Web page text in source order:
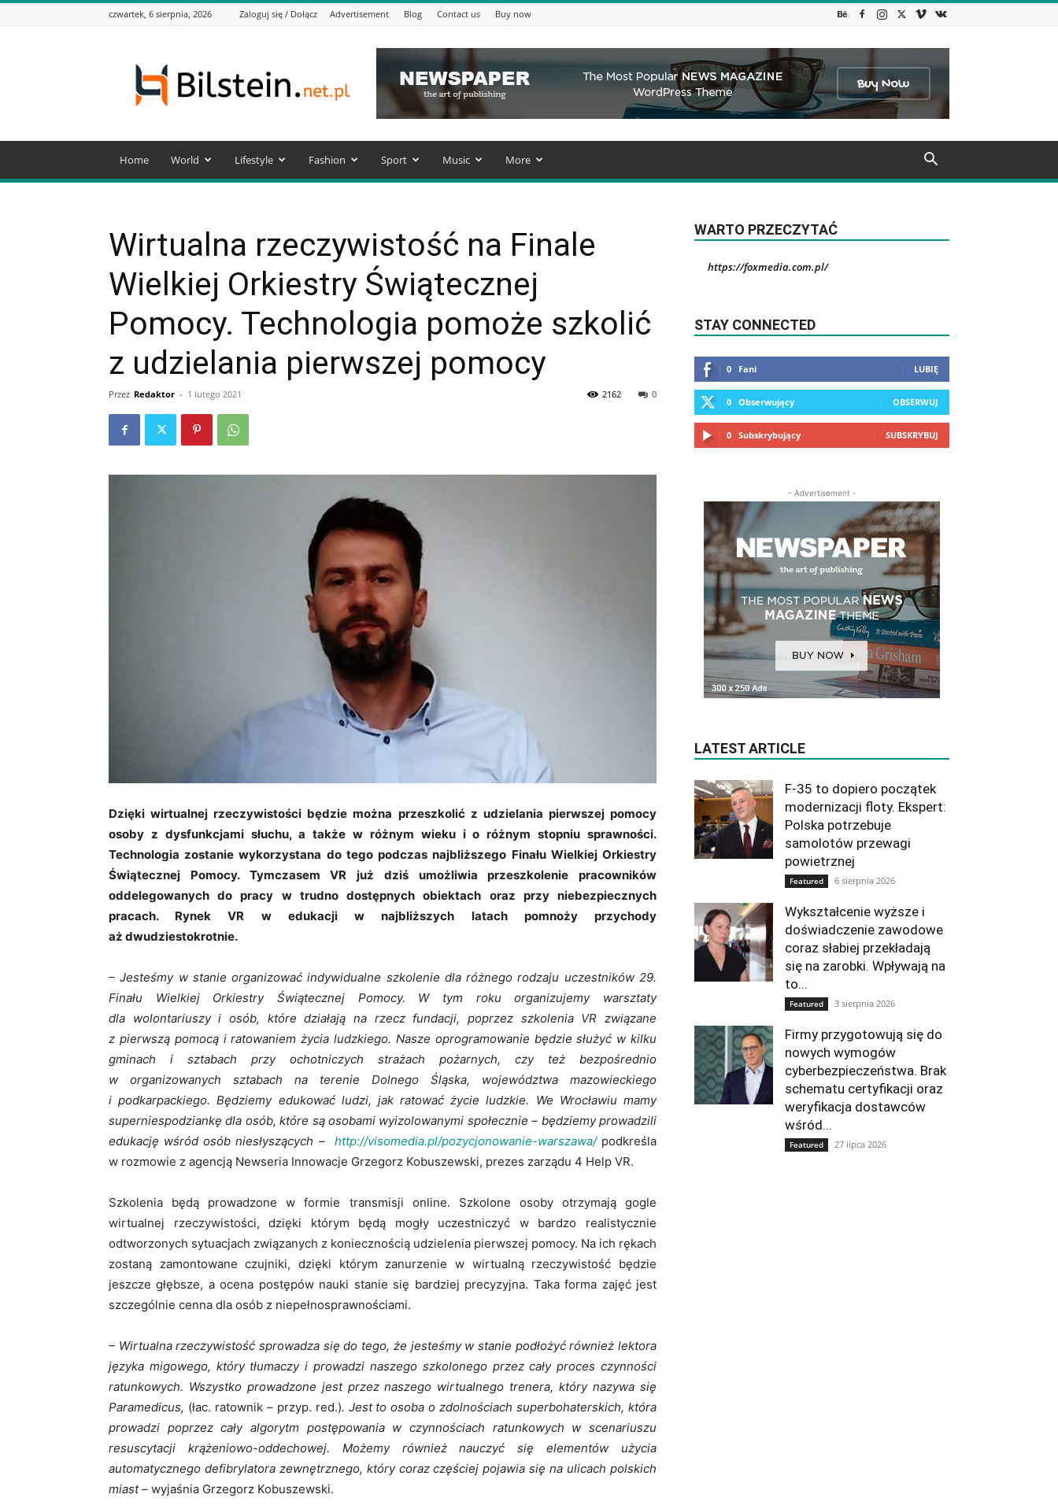
czwartek, 6 sierpnia, 2026 Zaloguj się / Dołącz Advertisement Blog Contact us Buy now
Home World Lifestyle Fashion Sport Music More
Wirtualna rzeczywistość na Finale
Wielkiej Orkiestry Świątecznej
Pomocy. Technologia pomoże szkolić
z udzielania pierwszej pomocy
Przez Redaktor - 1 lutego 2021 0
2162
Dzięki wirtualnej rzeczywistości będzie można przeszkolić z udzielania pierwszej pomocy
osoby z dysfunkcjami słuchu, a także w różnym wieku i o różnym stopniu sprawności.
Technologia zostanie wykorzystana do tego podczas najbliższego Finału Wielkiej Orkiestry
Świątecznej Pomocy. Tymczasem VR już dziś umożliwia przeszkolenie pracowników
oddelegowanych do pracy w trudno dostępnych obiektach oraz przy niebezpiecznych
pracach. Rynek VR w edukacji w najbliższych latach pomnoży przychody
aż dwudziestokrotnie.
– Jesteśmy w stanie organizować indywidualne szkolenie dla różnego rodzaju uczestników 29.
Finału Wielkiej Orkiestry Świątecznej Pomocy. W tym roku organizujemy warsztaty
dla wolontariuszy i osób, które działają na rzecz fundacji, poprzez szkolenia VR związane
z pierwszą pomocą i ratowaniem życia ludzkiego. Nasze oprogramowanie będzie służyć w kilku
gminach i sztabach przy ochotniczych strażach pożarnych, czy też bezpośrednio
w organizowanych sztabach na terenie Dolnego Śląska, województwa mazowieckiego
i podkarpackiego. Będziemy edukować ludzi, jak ratować życie ludzkie. We Wrocławiu mamy
superniespodziankę dla osób, które są osobami wyizolowanymi społecznie – będziemy prowadzili
edukację wśród osób niesłyszących – http://visomedia.pl/pozycjonowanie-warszawa/ podkreśla
w rozmowie z agencją Newseria Innowacje Grzegorz Kobuszewski, prezes zarządu 4 Help VR.
Szkolenia będą prowadzone w formie transmisji online. Szkolone osoby otrzymają gogle
wirtualnej rzeczywistości, dzięki którym będą mogły uczestniczyć w bardzo realistycznie
odtworzonych sytuacjach związanych z koniecznością udzielenia pierwszej pomocy. Na ich rękach
zostaną zamontowane czujniki, dzięki którym zanurzenie w wirtualną rzeczywistość będzie
jeszcze głębsze, a ocena postępów nauki stanie się bardziej precyzyjna. Taka forma zajęć jest
szczególnie cenna dla osób z niepełnosprawnościami.
– Wirtualna rzeczywistość sprowadza się do tego, że jesteśmy w stanie podłożyć również lektora
języka migowego, który tłumaczy i prowadzi naszego szkolonego przez cały proces czynności
ratunkowych. Wszystko prowadzone jest przez naszego wirtualnego trenera, który nazywa się
Paramedicus, (łac. ratownik – przyp. red.). Jest to osoba o zdolnościach superbohaterskich, która
prowadzi poprzez cały algorytm postępowania w czynnościach ratunkowych w scenariuszu
resuscytacji krążeniowo-oddechowej. Możemy również nauczyć się elementów użycia
automatycznego defibrylatora zewnętrznego, który coraz częściej pojawia się na ulicach polskich
miast – wyjaśnia Grzegorz Kobuszewski.
WARTO PRZECZYTAĆ
https://foxmedia.com.pl/
STAY CONNECTED
0 Fani LUBIĘ
0 Obserwujący OBSERWUJ
0 Subskrybujący SUBSKRYBUJ
- Advertisement -
LATEST ARTICLE
F-35 to dopiero początek
modernizacji floty. Ekspert:
Polska potrzebuje
samolotów przewagi
powietrznej
Featured 6 sierpnia 2026
Wykształcenie wyższe i
doświadczenie zawodowe
coraz słabiej przekładają
się na zarobki. Wpływają na
to...
Featured 3 sierpnia 2026
Firmy przygotowują się do
nowych wymogów
cyberbezpieczeństwa. Brak
schematu certyfikacji oraz
weryfikacja dostawców
wśród...
Featured 27 lipca 2026